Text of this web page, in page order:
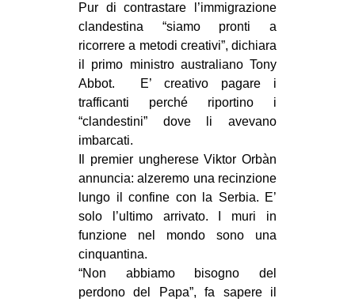
MANIFESTI
MUSICA
RECENSIONI
INTERNAZIONALE
AFRICA
AMERICHE
ESTREMO ORIENTE
EUROPA
MEDIO ORIENTE
EVENTI
Pur di contrastare l’immigrazione
clandestina “siamo pronti a
ricorrere a metodi creativi”, dichiara
il primo ministro australiano Tony
Abbot. E’ creativo pagare i
trafficanti perché riportino i
“clandestini” dove li avevano
imbarcati.
Il premier ungherese Viktor Orbàn
annuncia: alzeremo una recinzione
lungo il confine con la Serbia. E’
solo l’ultimo arrivato. I muri in
funzione nel mondo sono una
cinquantina.
“Non abbiamo bisogno del
perdono del Papa”, fa sapere il